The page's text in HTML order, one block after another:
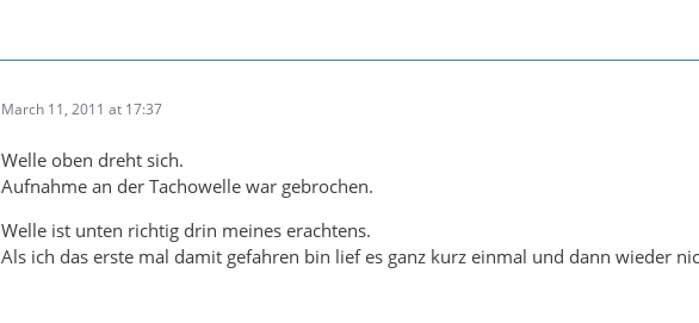
March 11, 2011 at 17:37
Welle oben dreht sich.
Aufnahme an der Tachowelle war gebrochen.
Welle ist unten richtig drin meines erachtens.
Als ich das erste mal damit gefahren bin lief es ganz kurz einmal und dann wieder